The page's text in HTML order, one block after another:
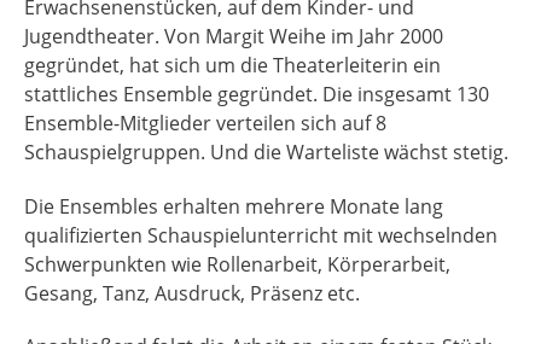
Erwachsenenstücken, auf dem Kinder- und
Jugendtheater. Von Margit Weihe im Jahr 2000
gegründet, hat sich um die Theaterleiterin ein
stattliches Ensemble gegründet. Die insgesamt 130
Ensemble-Mitglieder verteilen sich auf 8
Schauspielgruppen. Und die Warteliste wächst stetig.
Die Ensembles erhalten mehrere Monate lang
qualifizierten Schauspielunterricht mit wechselnden
Schwerpunkten wie Rollenarbeit, Körperarbeit,
Gesang, Tanz, Ausdruck, Präsenz etc.